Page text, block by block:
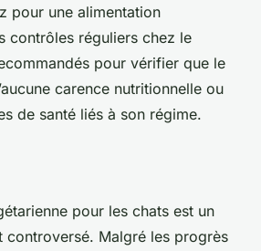
pour une alimentation
contrôles réguliers chez le
pour vérifier que le
carence nutritionnelle ou
de santé liés à son régime.
pour les chats est un
controversé. Malgré les progrès